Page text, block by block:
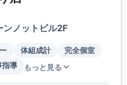
ノットビル2F
体組成計
完全個室
指導 もっと見る